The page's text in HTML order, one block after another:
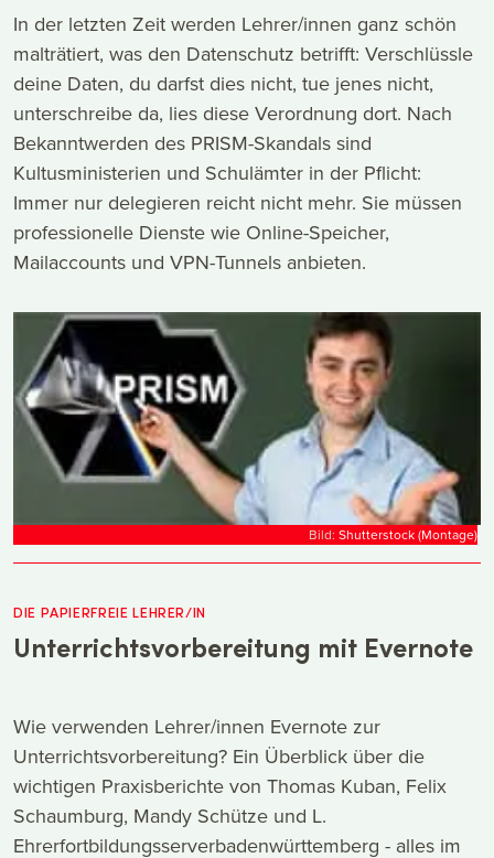
In der letzten Zeit werden Lehrer/innen ganz schön
malträtiert, was den Datenschutz betrifft: Verschlüssle
deine Daten, du darfst dies nicht, tue jenes nicht,
unterschreibe da, lies diese Verordnung dort. Nach
Bekanntwerden des PRISM-Skandals sind
Kultusministerien und Schulämter in der Pflicht:
Immer nur delegieren reicht nicht mehr. Sie müssen
professionelle Dienste wie Online-Speicher,
Mailaccounts und VPN-Tunnels anbieten.
Bild: Shutterstock (Montage)
DIE PAPIERFREIE LEHRER/IN
Unterrichtsvorbereitung mit Evernote
Wie verwenden Lehrer/innen Evernote zur
Unterrichtsvorbereitung? Ein Überblick über die
wichtigen Praxisberichte von Thomas Kuban, Felix
Schaumburg, Mandy Schütze und L.
Ehrerfortbildungsserverbadenwürttemberg - alles im